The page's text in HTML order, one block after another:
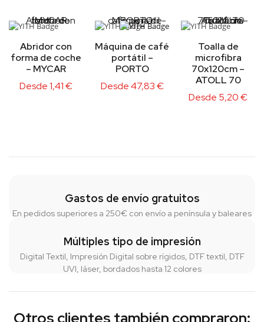
Abridor con
forma de coche
– MYCAR
Desde1,41€
Máquina de café
portátil –
PORTO
Desde47,83€
Toalla de
microfibra
70x120cm –
ATOLL 70
Desde 5,20€
Gastos de envío gratuitos
En pedidos superiores a 250€ con envío a península y baleares
Múltiples tipo de impresión
Digital Textil, Impresión Digital sobre rígidos, DTF textil, DTF
UVI, láser, bordados hasta 12 colores